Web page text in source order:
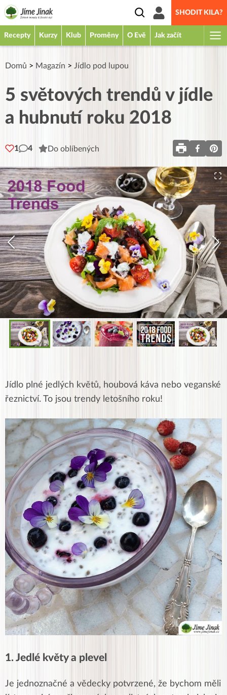
SHODIT KILA?
Recepty Kurzy Klub Proměny O Evě Jak začít
Domů > Magazín > Jídlo pod lupou
5 světových trendů v jídle
a hubnutí roku 2018
1 4 Do oblíbených
Jídlo plné jedlých květů, houbová káva nebo veganské
řeznictví. To jsou trendy letošního roku!
1. Jedlé květy a plevel
Je jednoznačné a vědecky potvrzené, že bychom měli